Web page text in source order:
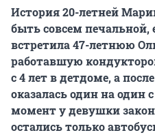
История 20-летней
быть совсем
встретила 47-летнюю
работавшую
с 4 лет в детдоме, а
оказалась один на один
момент у девушки
остались только